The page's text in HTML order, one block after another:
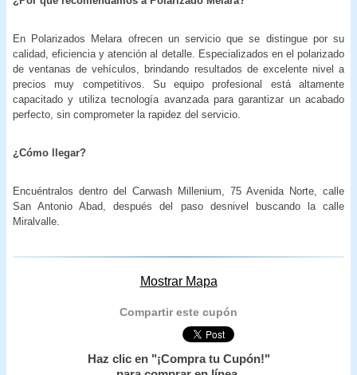
En Polarizados Melara ofrecen un servicio que se distingue por su
calidad, eficiencia y atención al detalle. Especializados en el polarizado
de ventanas de vehículos, brindando resultados de excelente nivel a
precios muy competitivos. Su equipo profesional está altamente
capacitado y utiliza tecnología avanzada para garantizar un acabado
perfecto, sin comprometer la rapidez del servicio.
¿Cómo llegar?
Encuéntralos dentro del Carwash Millenium, 75 Avenida Norte, calle
San Antonio Abad, después del paso desnivel buscando la calle
Miralvalle.
Mostrar Mapa
Compartir este cupón
Haz clic en "¡Compra tu Cupón!"